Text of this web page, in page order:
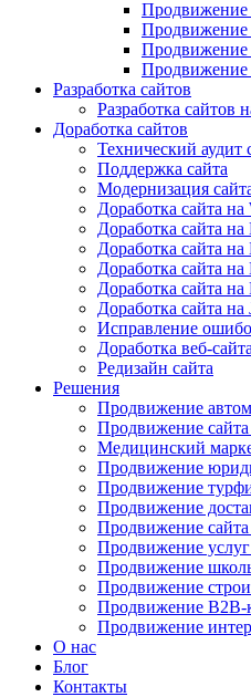
Продвижение
Продвижение
Продвижение
Продвижение
Разработка сайтов
Разработка сайтов
Доработка сайтов
Технический аудит
Поддержка сайта
Модернизация
Доработка сайта на
Доработка сайта на
Доработка сайта на
Доработка сайта
Доработка сайта на
Доработка сайта на
Исправление
Доработка веб-сайта
Редизайн сайта
Решения
Продвижение
Продвижение сайта
Медицинский
Продвижение
Продвижение
Продвижение
Продвижение
Продвижение
Продвижение
Продвижение
Продвижение B2B-
Продвижение
О нас
Блог
Контакты